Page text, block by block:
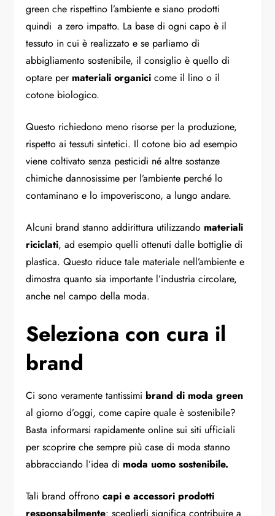
green che rispettino l’ambiente e siano prodotti
quindi a zero impatto. La base di ogni capo è il
tessuto in cui è realizzato e se parliamo di
abbigliamento sostenibile, il consiglio è quello di
optare per materiali organicicome il lino o il
cotone biologico.
Questo richiedono meno risorse per la produzione,
rispetto ai tessuti sintetici. Il cotone bio ad esempio
viene coltivato senza pesticidi né altre sostanze
chimiche dannosissime per l’ambiente perché lo
contaminano e lo impoveriscono, a lungo andare.
Alcuni brand stanno addirittura utilizzando materiali
riciclati, ad esempio quelli ottenuti dalle bottiglie di
plastica. Questo riduce tale materiale nell’ambiente e
dimostra quanto sia importante l’industria circolare,
anche nel campo della moda.
Seleziona con cura il
brand
Ci sono veramente tantissimi brand di moda green
al giorno d’oggi, come capire quale è sostenibile?
Basta informarsi rapidamente online sui siti ufficiali
per scoprire che sempre più case di moda stanno
abbracciando l’idea di moda uomo sostenibile.
Tali brand offronocapi e accessori prodotti